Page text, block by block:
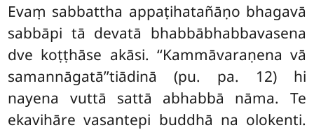
Evaṃ sabbattha appaṭihatañāṇo bhagavā
sabbāpi tā devatā bhabbābhabbavasena
dve koṭṭhāse akāsi. ‘‘Kammāvaraṇena vā
samannāgatā’’tiādinā (pu. pa. 12) hi
nayena vuttā sattā abhabbā nāma. Te
ekavihāre vasantepi buddhā na olokenti.